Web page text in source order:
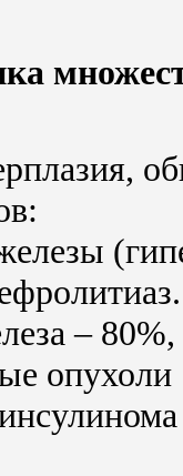
–
опухоли